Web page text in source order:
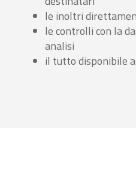
le inoltri
le controlli con la
analisi
il tutto disponibile